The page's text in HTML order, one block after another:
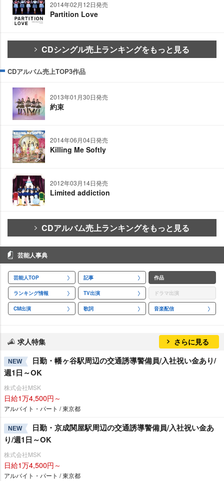
2014年02月12日発売
Partition Love
CDシングル売上ランキングをもっと見る
CDアルバム売上TOP3作品
2013年01月30日発売
約束
2014年06月04日発売
Killing Me Softly
2012年03月14日発売
Limited addiction
CDアルバム売上ランキングをもっと見る
芸能人事典
芸能人TOP 記事 作品
ランキング情報 TV出演 ドラマ出演
CM出演 歌詞 音楽配信
求人特集 さらに見る
NEW
日勤・幡ヶ谷駅周辺の交通誘導警備員/入社祝い金あり/
週1日～OK
株式会社MSK
日給1万4,500円～
アルバイト・パート / 東京都
NEW
日勤・京成関屋駅周辺の交通誘導警備員/入社祝い金あ
り/週1日～OK
株式会社MSK
日給1万4,500円～
アルバイト・パート / 東京都